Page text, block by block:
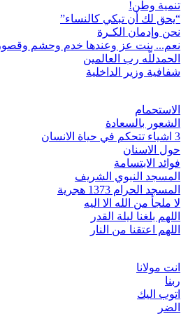
تنمية وطن!
“يحق لك أن تبكي كالنساء”
نحن وإدمان الكـرة
نعم... بنت عز وعندها خدم وحشم
الحمدللّه رب العالمين
شفافية وزير الداخلية
الاستحمام
الشعور بالسعادة
3 اشياء تتحكم في حياة الانسان
حول الاسنان
فوائد الابتسامة
المسجد النبوي الشريف
المسجد الحرام 1373 هجرية
لا ملجأ من الله الا اليه
اللهم بلغنا ليلة القدر
اللهم اعتقنا من النار
انت مولانا
ربنا
اتوب اليك
الضر